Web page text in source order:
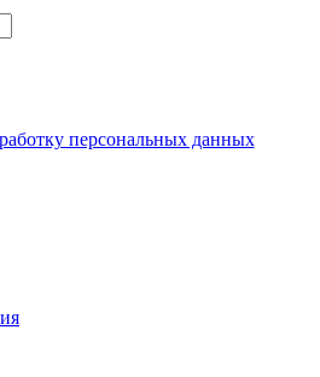
персональных данных